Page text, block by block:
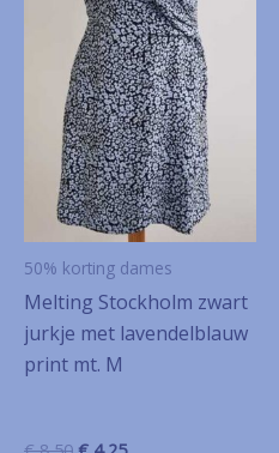
50% korting dames
Melting Stockholm zwart
jurkje met lavendelblauw
print mt. M